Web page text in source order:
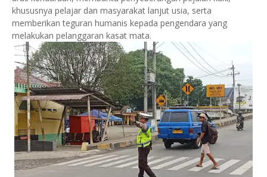
khususnya pelajar dan masyarakat lanjut usia, serta
memberikan teguran humanis kepada pengendara yang
melakukan pelanggaran kasat mata.